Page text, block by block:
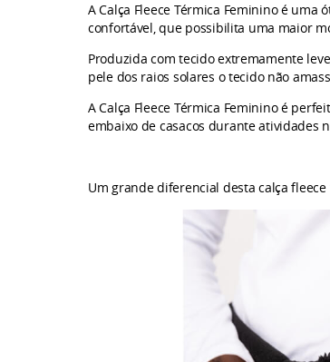
A Calça Fleece Térmica Feminino é
confortável, que possibilita uma maior
Produzida com tecido extremamente
pele dos raios solares o tecido não
A Calça Fleece Térmica Feminino é
embaixo de casacos durante atividades
Um grande diferencial desta calça